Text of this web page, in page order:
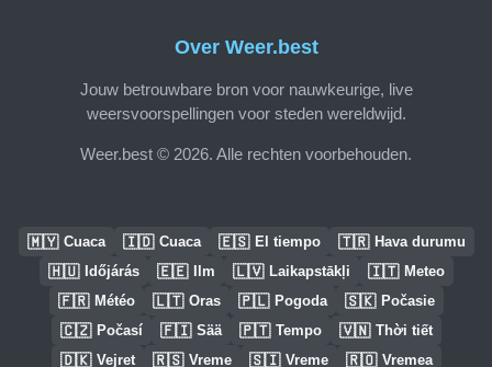
Over Weer.best
Jouw betrouwbare bron voor nauwkeurige, live
weersvoorspellingen voor steden wereldwijd.
Weer.best © 2026. Alle rechten voorbehouden.
🇲🇾 Cuaca 🇮🇩 Cuaca 🇪🇸 El tiempo 🇹🇷 Hava durumu
🇭🇺 Időjárás 🇪🇪 Ilm 🇱🇻 Laikapstākļi 🇮🇹 Meteo
🇫🇷 Météo 🇱🇹 Oras 🇵🇱 Pogoda 🇸🇰 Počasie
🇨🇿 Počasí 🇫🇮 Sää 🇵🇹 Tempo 🇻🇳 Thời tiết
🇩🇰 Vejret 🇷🇸 Vreme 🇸🇮 Vreme 🇷🇴 Vremea